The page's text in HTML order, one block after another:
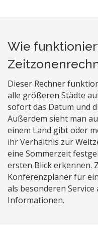
Wie
Dieser Rechner
alle größeren Städte
sofort das Datum und
Außerdem sieht man
einem Land gibt oder
ihr Verhältnis zur
eine Sommerzeit
ersten Blick erkennen.
Konferenzplaner für
als besonderen
Informationen.